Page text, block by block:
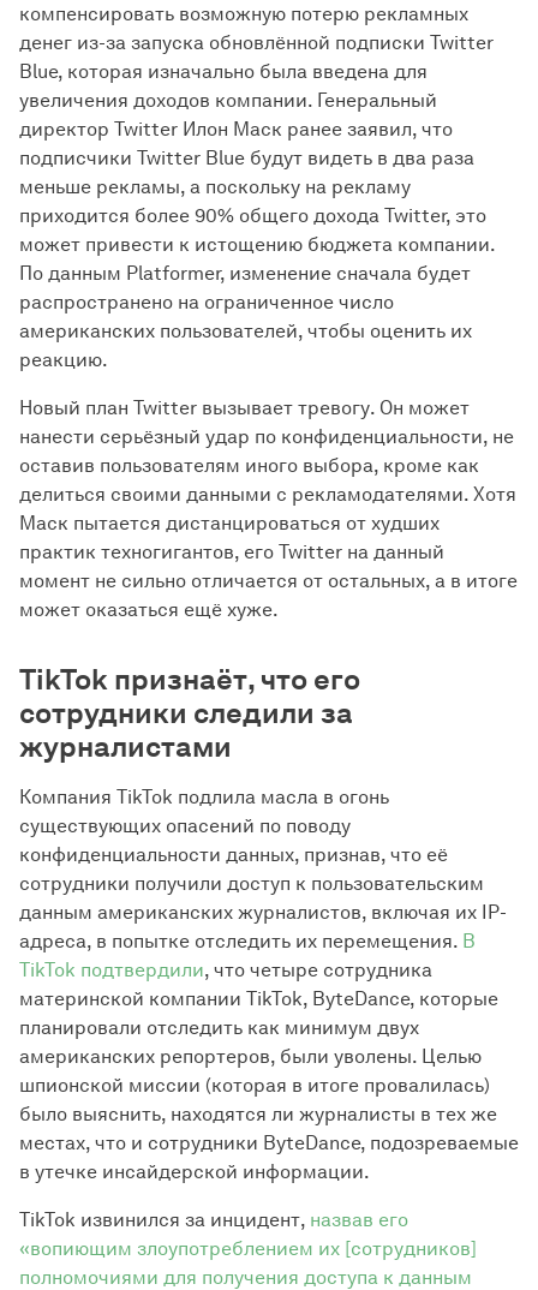
компенсировать возможную потерю рекламных
денег из-за запуска обновлённой подписки Twitter
Blue, которая изначально была введена для
увеличения доходов компании. Генеральный
директор Twitter Илон Маск ранее заявил, что
подписчики Twitter Blue будут видеть в два раза
меньше рекламы, а поскольку на рекламу
приходится более 90% общего дохода Twitter, это
может привести к истощению бюджета компании.
По данным Platformer, изменение сначала будет
распространено на ограниченное число
американских пользователей, чтобы оценить их
реакцию.
Новый план Twitter вызывает тревогу. Он может
нанести серьёзный удар по конфиденциальности, не
оставив пользователям иного выбора, кроме как
делиться своими данными с рекламодателями. Хотя
Маск пытается дистанцироваться от худших
практик техногигантов, его Twitter на данный
момент не сильно отличается от остальных, а в итоге
может оказаться ещё хуже.
TikTok признаёт, что его
сотрудники следили за
журналистами
Компания TikTok подлила масла в огонь
существующих опасений по поводу
конфиденциальности данных, признав, что её
сотрудники получили доступ к пользовательским
данным американских журналистов, включая их IP-
адреса, в попытке отследить их перемещения. В
TikTok подтвердили, что четыре сотрудника
материнской компании TikTok, ByteDance, которые
планировали отследить как минимум двух
американских репортеров, были уволены. Целью
шпионской миссии (которая в итоге провалилась)
было выяснить, находятся ли журналисты в тех же
местах, что и сотрудники ByteDance, подозреваемые
в утечке инсайдерской информации.
TikTok извинился за инцидент, назвав его
«вопиющим злоупотреблением их [сотрудников]
полномочиями для получения доступа к данным